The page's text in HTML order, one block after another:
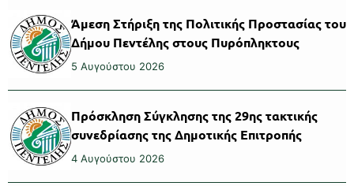
Άμεση Στήριξη της Πολιτικής Προστασίας του
Δήμου Πεντέλης στους Πυρόπληκτους
5 Αυγούστου 2026
Πρόσκληση Σύγκλησης της 29ης τακτικής
συνεδρίασης της Δημοτικής Επιτροπής
4 Αυγούστου 2026